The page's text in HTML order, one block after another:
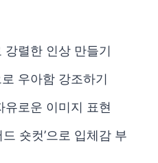
강렬한 인상 만들기
로 우아함 강조하기
유로운 이미지 표현
숏컷’으로 입체감 부